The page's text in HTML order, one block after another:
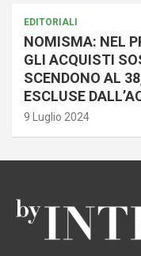
EDITORIALI
NOMISMA: NEL
GLI ACQUISTI
SCENDONO AL
ESCLUSE
9 Luglio 2024